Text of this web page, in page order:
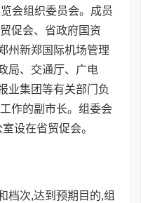
会组织委员会。成员
促会、省政府国资
州新郑国际机场管理
局、交通厅、广电
业集团等有关部门负
作的副市长。组委会
设在省贸促会。
次,达到预期目的,组